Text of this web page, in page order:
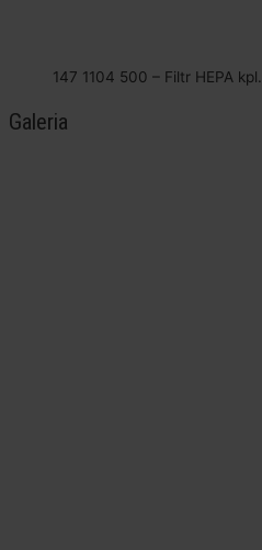
147 1104 500 – Filtr HEPA kpl.
Galeria